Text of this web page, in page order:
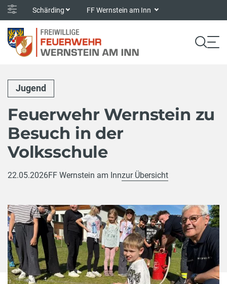
Schärding FF Wernstein am Inn
Jugend
Feuerwehr Wernstein zu
Besuch in der
Volksschule
22.05.2026FF Wernstein am Innzur Übersicht